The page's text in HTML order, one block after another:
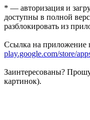
* — авторизация и
доступны в полной
разблокировать из
Ссылка на приложение
play.google.com/store/
Заинтересованы?
картинок).